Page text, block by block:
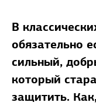
В
обязательно
сильный,
который
защитить.